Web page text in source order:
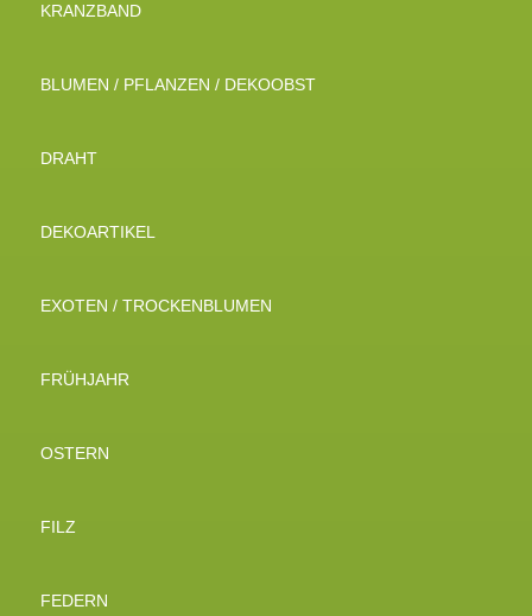
KRANZBAND
BLUMEN / PFLANZEN / DEKOOBST
DRAHT
DEKOARTIKEL
EXOTEN / TROCKENBLUMEN
FRÜHJAHR
OSTERN
FILZ
FEDERN